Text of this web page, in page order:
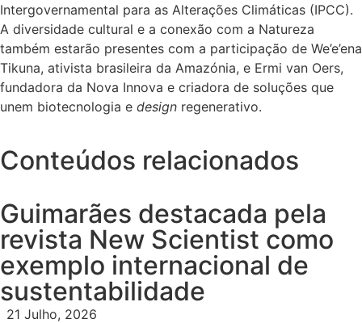
Intergovernamental para as Alterações Climáticas (IPCC).
A diversidade cultural e a conexão com a Natureza
também estarão presentes com a participação de We’e’ena
Tikuna, ativista brasileira da Amazónia, e Ermi van Oers,
fundadora da Nova Innova e criadora de soluções que
unem biotecnologia e design regenerativo.
Conteúdos relacionados
Guimarães destacada pela
revista New Scientist como
exemplo internacional de
sustentabilidade
21 Julho, 2026